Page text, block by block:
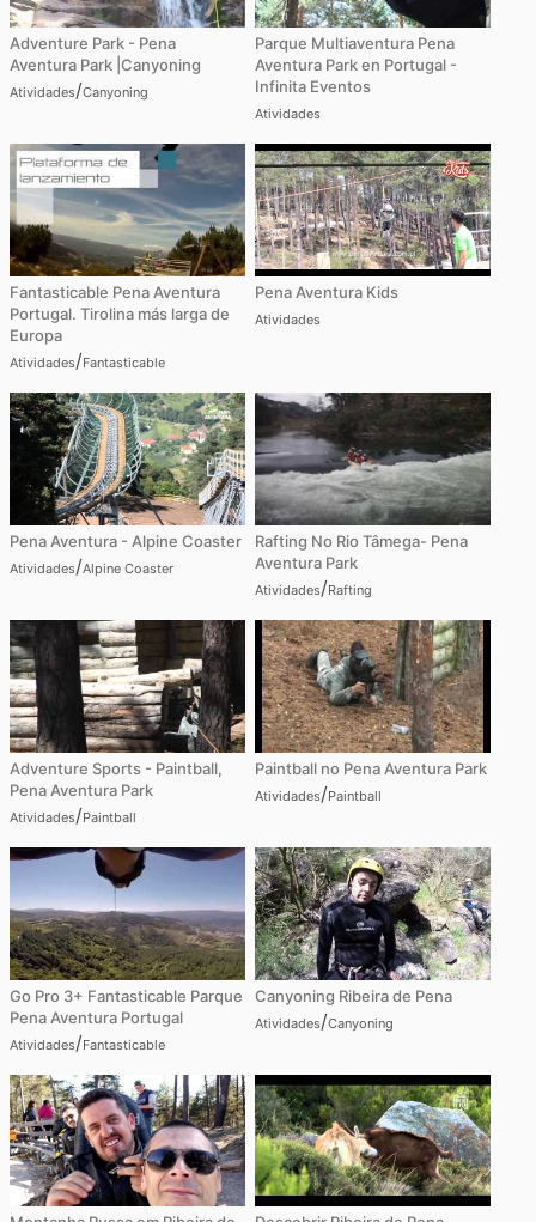
Adventure Park - Pena
Aventura Park |Canyoning
Atividades/Canyoning
Parque Multiaventura Pena
Aventura Park en Portugal -
Infinita Eventos
Atividades
Fantasticable Pena Aventura
Portugal. Tirolina más larga de
Europa
Atividades/Fantasticable
Pena Aventura Kids
Atividades
Pena Aventura - Alpine Coaster
Atividades/Alpine Coaster
Rafting No Rio Tâmega- Pena
Aventura Park
Atividades/Rafting
Adventure Sports - Paintball,
Pena Aventura Park
Atividades/Paintball
Paintball no Pena Aventura Park
Atividades/Paintball
Go Pro 3+ Fantasticable Parque
Pena Aventura Portugal
Atividades/Fantasticable
Canyoning Ribeira de Pena
Atividades/Canyoning